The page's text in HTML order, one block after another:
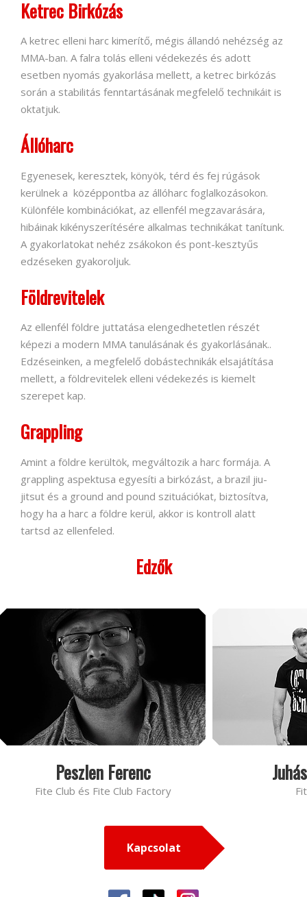
Ketrec Birkózás
A ketrec elleni harc kimerítő, mégis állandó nehézség az
MMA-ban. A falra tolás elleni védekezés és adott
esetben nyomás gyakorlása mellett, a ketrec birkózás
során a stabilitás fenntartásának megfelelő technikáit is
oktatjuk.
Állóharc
Egyenesek, keresztek, könyök, térd és fej rúgások
kerülnek a középpontba az állóharc foglalkozásokon.
Különféle kombinációkat, az ellenfél megzavarására,
hibáinak kikényszerítésére alkalmas technikákat tanítunk.
A gyakorlatokat nehéz zsákokon és pont-kesztyűs
edzéseken gyakoroljuk.
Földrevitelek
Az ellenfél földre juttatása elengedhetetlen részét
képezi a modern MMA tanulásának és gyakorlásának..
Edzéseinken, a megfelelő dobástechnikák elsajátítása
mellett, a földrevitelek elleni védekezés is kiemelt
szerepet kap.
Grappling
Amint a földre kerültök, megváltozik a harc formája. A
grappling aspektusa egyesíti a birkózást, a brazil jiu-
jitsut és a ground and pound szituációkat, biztosítva,
hogy ha a harc a földre kerül, akkor is kontroll alatt
tartsd az ellenfeled.
Edzők
Peszlen Ferenc
Fite Club és Fite Club Factory
Kapcsolat